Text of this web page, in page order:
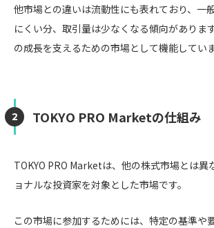
他市場との違いは流動性にも表れており、一
にくい分、取引量は少なくなる傾向がありま
の成長を支えるための市場として機能していま
TOKYO PRO Marketの仕組み
TOKYO PRO Marketは、他の株式市場とは異
ョナルな投資家を対象とした市場です。
この市場に参加するためには、特定の基準や